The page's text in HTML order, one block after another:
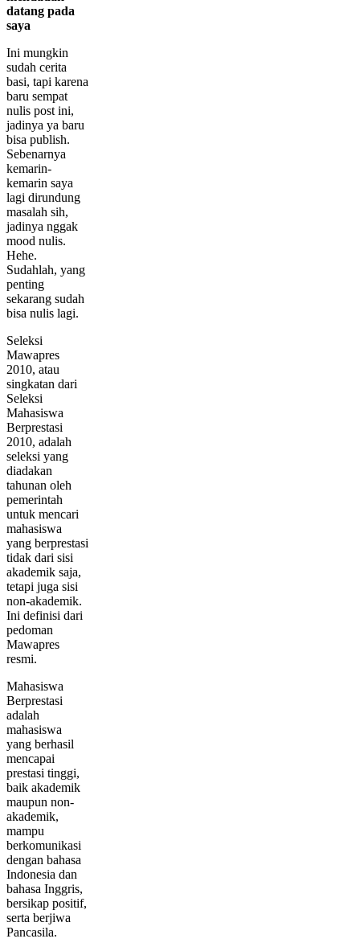
datang pada
saya
Ini mungkin
sudah cerita
basi, tapi karena
baru sempat
nulis post ini,
jadinya ya baru
bisa publish.
Sebenarnya
kemarin-
kemarin saya
lagi dirundung
masalah sih,
jadinya nggak
mood nulis.
Hehe.
Sudahlah, yang
penting
sekarang sudah
bisa nulis lagi.
Seleksi
Mawapres
2010, atau
singkatan dari
Seleksi
Mahasiswa
Berprestasi
2010, adalah
seleksi yang
diadakan
tahunan oleh
pemerintah
untuk mencari
mahasiswa
yang berprestasi
tidak dari sisi
akademik saja,
tetapi juga sisi
non-akademik.
Ini definisi dari
pedoman
Mawapres
resmi.
Mahasiswa
Berprestasi
adalah
mahasiswa
yang berhasil
mencapai
prestasi tinggi,
baik akademik
maupun non-
akademik,
mampu
berkomunikasi
dengan bahasa
Indonesia dan
bahasa Inggris,
bersikap positif,
serta berjiwa
Pancasila.